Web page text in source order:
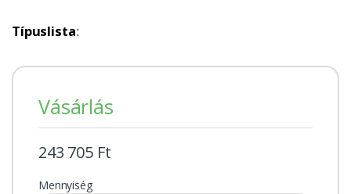
Típuslista:
Vásárlás
243 705 Ft
Mennyiség